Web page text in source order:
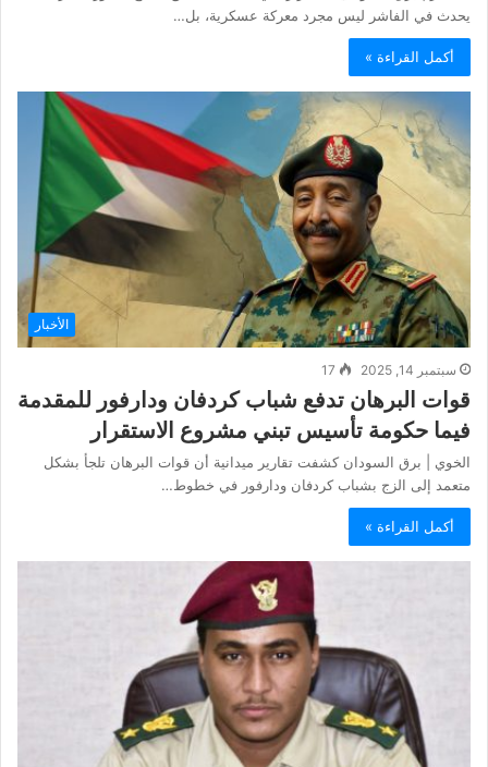
يحدث في الفاشر ليس مجرد معركة عسكرية، بل…
أكمل القراءة »
الأخبار
سبتمبر 14, 2025 17
قوات البرهان تدفع شباب كردفان ودارفور للمقدمة
فيما حكومة تأسيس تبني مشروع الاستقرار
الخوي | برق السودان كشفت تقارير ميدانية أن قوات البرهان تلجأ بشكل
متعمد إلى الزج بشباب كردفان ودارفور في خطوط…
أكمل القراءة »